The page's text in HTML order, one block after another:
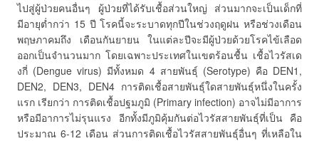
ไปสู่ผู้ป่วยคนอื่นๆ ผู้ป่วยที่ได้รับเชื้อส่วนใหญ่ ส่วนมากจะเป็นเด็กที่
มีอายุต่ำกว่า 15 ปี โรคนี้จะระบาดทุกปีในช่วงฤดูฝน หรือช่วงเดือน
พฤษภาคมถึง เดือนกันยายน ในแต่ละปีจะมีผู้ป่วยด้วยโรคไข้เลือด
ออกเป็นจำนวนมาก โดยเฉพาะประเทศในเขตร้อนชื้น เชื้อไวรัสเด
งกี่ (Dengue virus) มีทั้งหมด 4 สายพันธุ์ (Serotype) คือ DEN1,
DEN2, DEN3, DEN4 การติดเชื้อสายพันธุ์ใดสายพันธุ์หนึ่งในครั้ง
แรก เรียกว่า การติดเชื้อปฐมภูมิ (Primary infection) อาจไม่มีอาการ
หรือมีอาการไม่รุนแรง อีกทั้งมีภูมิคุ้มกันต่อไวรัสสายพันธุ์ที่เป็น คือ
ประมาณ 6-12 เดือน ส่วนการติดเชื้อไวรัสสายพันธุ์อื่นๆ ที่เหลือใน